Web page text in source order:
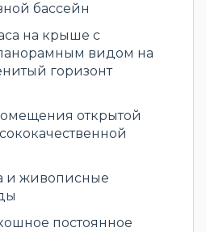
бассейн
на крыше с
видом на
горизонт
открытой
и живописные
постоянное